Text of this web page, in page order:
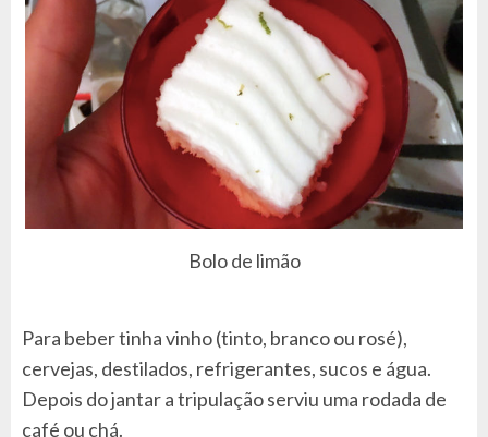
Bolo de limão
Para beber tinha vinho (tinto, branco ou rosé),
cervejas, destilados, refrigerantes, sucos e água.
Depois do jantar a tripulação serviu uma rodada de
café ou chá.